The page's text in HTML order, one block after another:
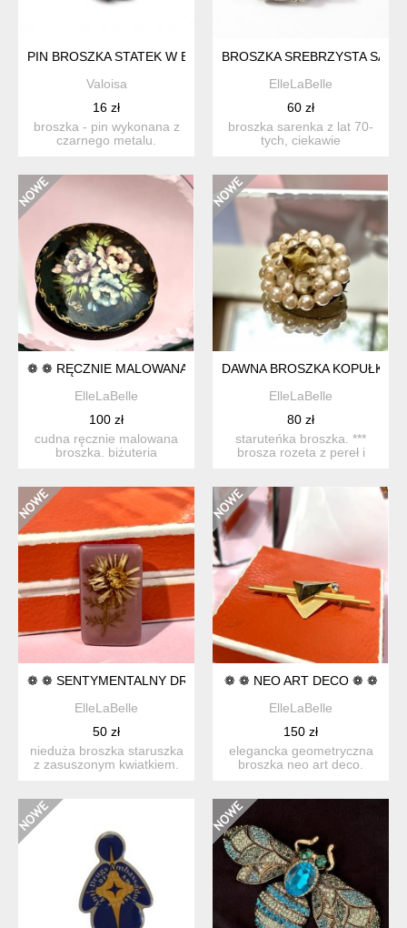
PIN BROSZKA STATEK W BUTELCE MORZE
Valoisa
16 zł
broszka - pin wykonana z
czarnego metalu.
BROSZKA SREBRZYSTA
ElleLaBelle
60 zł
broszka sarenka z lat 70-
tych, ciekawie
❁ ❁ RĘCZNIE MALOWANA BROSZKA ❁ ❁
ElleLaBelle
100 zł
cudna ręcznie malowana
broszka. biżuteria
DAWNA BROSZKA KOPUŁKA
ElleLaBelle
80 zł
staruteńka broszka. ***
brosza rozeta z pereł i
❁ ❁ SENTYMENTALNY DROBIAZG ❁ ❁
ElleLaBelle
50 zł
nieduża broszka staruszka
z zasuszonym kwiatkiem.
❁ ❁ NEO ART DECO ❁ ❁
ElleLaBelle
150 zł
elegancka geometryczna
broszka neo art deco.